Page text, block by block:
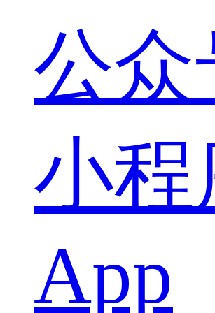
公众
小程
App